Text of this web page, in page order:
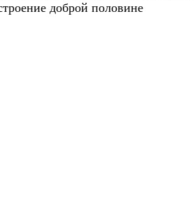
доброй половине